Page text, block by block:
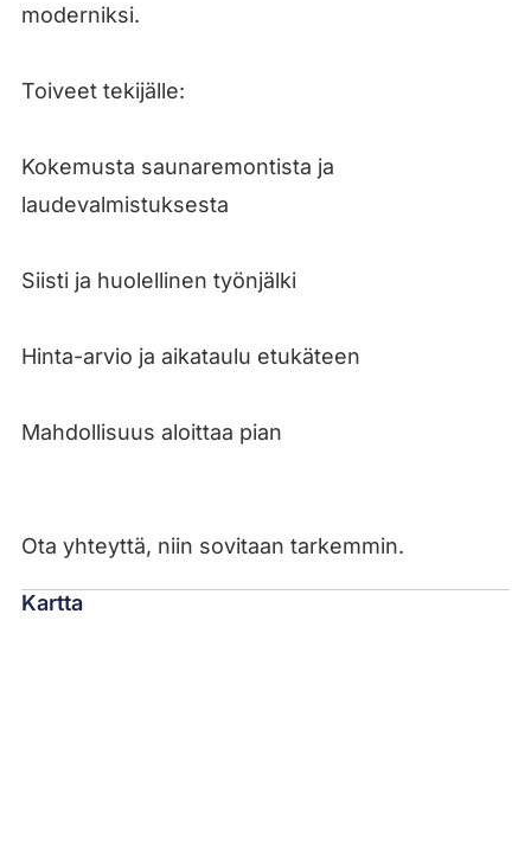
moderniksi.
Toiveet tekijälle:
Kokemusta saunaremontista ja
laudevalmistuksesta
Siisti ja huolellinen työnjälki
Hinta-arvio ja aikataulu etukäteen
Mahdollisuus aloittaa pian
Ota yhteyttä, niin sovitaan tarkemmin.
Kartta